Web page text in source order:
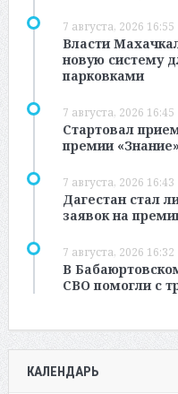
7 августа, 2026 16:55
Власти
новую систему
парковками
7 августа, 2026 16:45
Стартовал
премии «Знание»
7 августа, 2026 16:43
Дагестан стал
заявок на
7 августа, 2026 16:32
В
СВО помогли с
КАЛЕНДАРЬ